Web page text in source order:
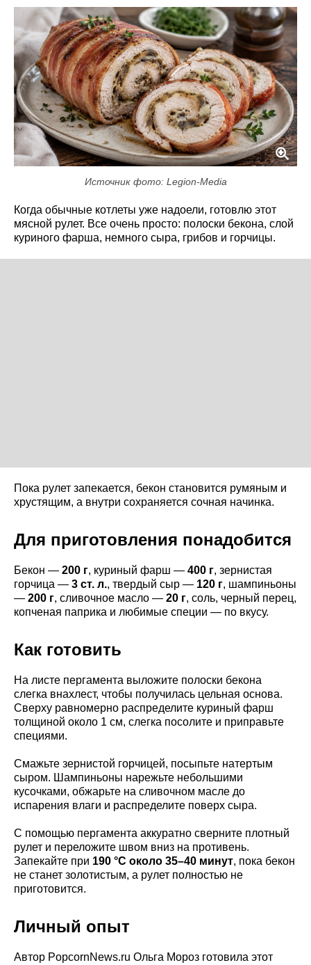
Источник фото: Legion-Media
Когда обычные котлеты уже надоели, готовлю этот
мясной рулет. Все очень просто: полоски бекона, слой
куриного фарша, немного сыра, грибов и горчицы.
Пока рулет запекается, бекон становится румяным и
хрустящим, а внутри сохраняется сочная начинка.
Для приготовления понадобится
Бекон — 200 г, куриный фарш — 400 г, зернистая
горчица — 3 ст. л., твердый сыр — 120 г, шампиньоны
— 200 г, сливочное масло — 20 г, соль, черный перец,
копченая паприка и любимые специи — по вкусу.
Как готовить
На листе пергамента выложите полоски бекона
слегка внахлест, чтобы получилась цельная основа.
Сверху равномерно распределите куриный фарш
толщиной около 1 см, слегка посолите и приправьте
специями.
Смажьте зернистой горчицей, посыпьте натертым
сыром. Шампиньоны нарежьте небольшими
кусочками, обжарьте на сливочном масле до
испарения влаги и распределите поверх сыра.
С помощью пергамента аккуратно сверните плотный
рулет и переложите швом вниз на противень.
Запекайте при 190 °C около 35–40 минут, пока бекон
не станет золотистым, а рулет полностью не
приготовится.
Личный опыт
Автор PopcornNews.ru Ольга Мороз готовила этот